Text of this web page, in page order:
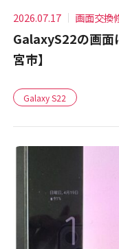
2026.07.17 画面交換
GalaxyS22の画面
宮市】
Galaxy S22